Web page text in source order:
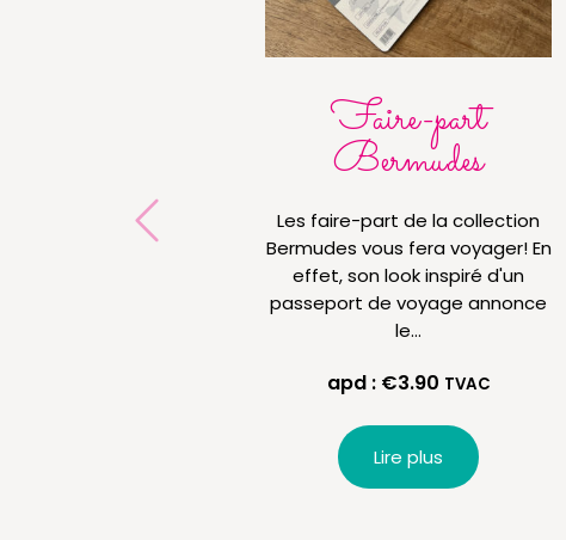
Faire-part
Bermudes
Les faire-part de la collection
Bermudes vous fera voyager! En
effet, son look inspiré d'un
passeport de voyage annonce
le…
apd : €3.90 TVAC
Lire plus